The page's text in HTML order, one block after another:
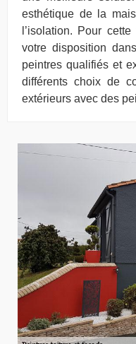
esthétique de la
l’isolation. Pour
votre disposition
peintres qualifiés et
différents choix de
extérieurs avec des